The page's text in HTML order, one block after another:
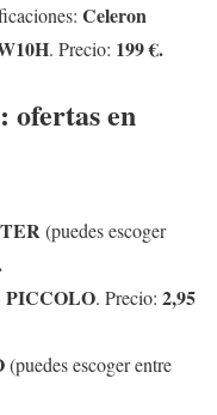
Celeron
. Precio: 199 €.
ofertas en
(puedes escoger
PICCOLO. Precio: 2,95
(puedes escoger entre